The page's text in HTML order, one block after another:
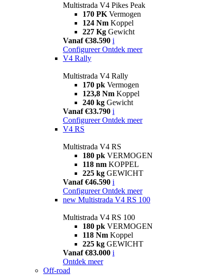
Multistrada V4 Pikes Peak
170 PK Vermogen
124 Nm Koppel
227 Kg Gewicht
Vanaf €38.590 i
Configureer Ontdek meer
V4 Rally
Multistrada V4 Rally
170 pk Vermogen
123,8 Nm Koppel
240 kg Gewicht
Vanaf €33.790 i
Configureer Ontdek meer
V4 RS
Multistrada V4 RS
180 pk VERMOGEN
118 nm KOPPEL
225 kg GEWICHT
Vanaf €46.590 i
Configureer Ontdek meer
new Multistrada V4 RS 100
Multistrada V4 RS 100
180 pk VERMOGEN
118 Nm Koppel
225 kg GEWICHT
Vanaf €83.000 i
Ontdek meer
Off-road